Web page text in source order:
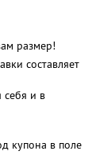
размер!
составляет
себя и в
купона в поле